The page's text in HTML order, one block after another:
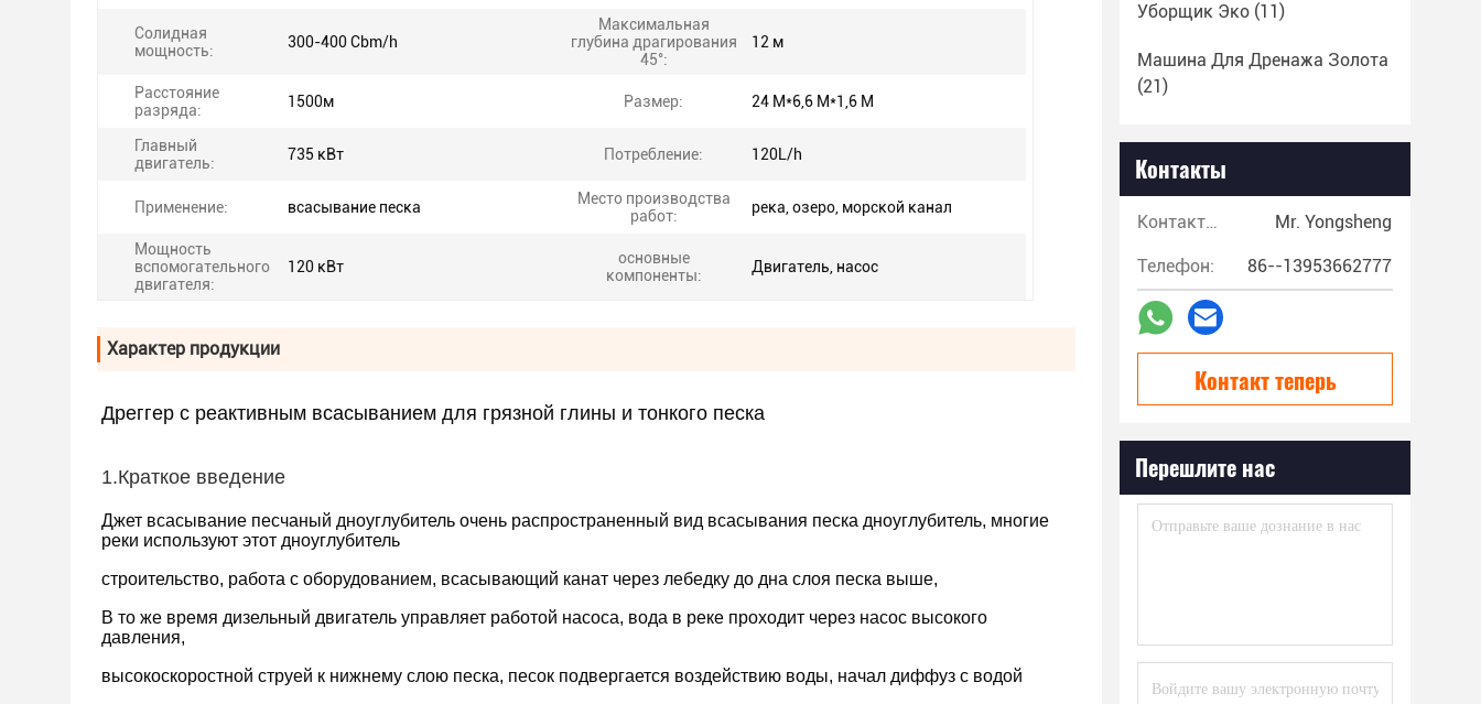
Солидная
мощность:
300-400 Cbm/h
Максимальная
глубина драгирования
45°:
12 м
Расстояние
разряда:
1500м Размер: 24 М*6,6 М*1,6 М
Главный
двигатель:
735 кВт Потребление: 120L/h
Применение: всасывание песка
Место производства
работ:
река, озеро, морской канал
Мощность
вспомогательного
двигателя:
120 кВт
основные
компоненты:
Двигатель, насос
Характер продукции
Дреггер с реактивным всасыванием для грязной глины и тонкого песка
1.Краткое введение
Джет всасывание песчаный дноуглубитель очень распространенный вид всасывания песка дноуглубитель, многие
реки используют этот дноуглубитель
строительство, работа с оборудованием, всасывающий канат через лебедку до дна слоя песка выше,
В то же время дизельный двигатель управляет работой насоса, вода в реке проходит через насос высокого
давления,
высокоскоростной струей к нижнему слою песка, песок подвергается воздействию воды, начал диффуз с водой
Уборщик Эко (11)
Машина Для Дренажа Золота
(21)
Контакты
Контакты: Mr. Yongsheng
Телефон: 86--13953662777
Контакт теперь
Перешлите нас